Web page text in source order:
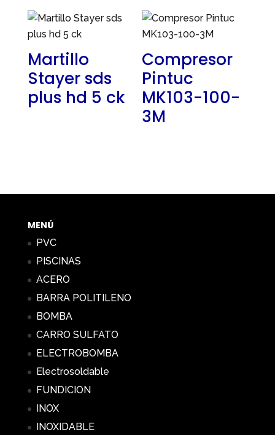
Martillo
Stayer sds
plus hd 5 ck
Compresor
Pintuc
MK103-100-
3M
MENÚ
PVC
PISCINAS
ACERO
BARRA POLITILENO
BOMBA
CARRO SULFATO
ELECTROBOMBA
Electrosoldable
FUNDICION
INOX
INOXIDABLE